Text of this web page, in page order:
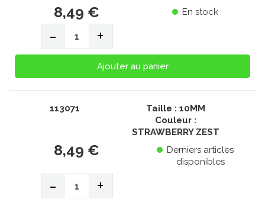
En stock
8,49 €
- +
Ajouter au panier
113071
Taille : 10MM
Couleur :
STRAWBERRY ZEST
Derniers articles
disponibles
8,49 €
- +